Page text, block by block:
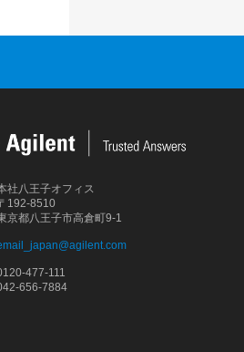
社八王子オフィス
192-8510
京都八王子市高倉町9-1
477-111
656-7884